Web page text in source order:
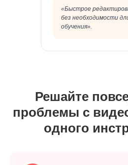
«Быстрое
без необходимости
обучения».
Решайте
проблемы с
одного